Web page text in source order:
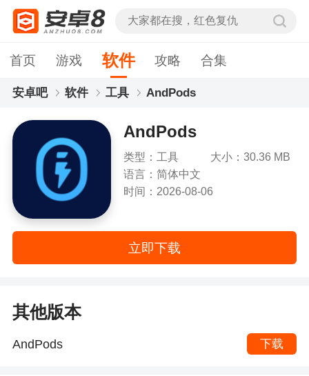
首页 游戏 软件 攻略 合集
安卓吧 软件 工具 AndPods
AndPods
类型：工具
大小：30.36 MB
语言：简体中文
时间：2026-08-06
立即下载
其他版本
AndPods 下载